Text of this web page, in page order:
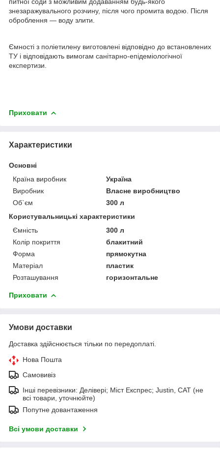
знезаражувального розчину, після чого промита водою. Після
оброблення — воду злити.
Ємності з поліетилену виготовлені відповідно до встановлених
ТУ і відповідають вимогам санітарно-епідеміологічної
експертизи.
Приховати
Характеристики
Основні
Країна виробник
Україна
Виробник
Власне виробництво
Об`єм
300 л
Користувальницькі характеристики
Ємність
300 л
Колір покриття
блакитний
Форма
прямокутна
Матеріал
пластик
Розташування
горизонтальне
Приховати
Умови доставки
Доставка здійснюється тільки по передоплаті.
Нова Пошта
Самовивіз
Інші перевізники: Делівері; Міст Експрес; Justin, САТ (не
всі товари, уточнюйте)
Попутне довантаження
Всі умови доставки